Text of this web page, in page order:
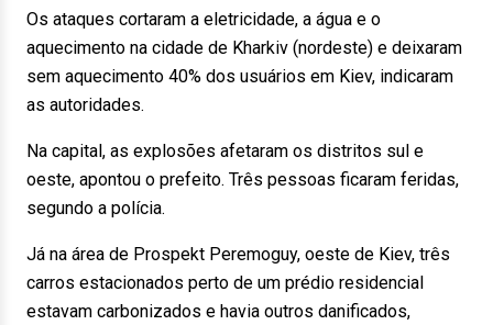
Os ataques cortaram a eletricidade, a água e o
aquecimento na cidade de Kharkiv (nordeste) e deixaram
sem aquecimento 40% dos usuários em Kiev, indicaram
as autoridades.
Na capital, as explosões afetaram os distritos sul e
oeste, apontou o prefeito. Três pessoas ficaram feridas,
segundo a polícia.
Já na área de Prospekt Peremoguy, oeste de Kiev, três
carros estacionados perto de um prédio residencial
estavam carbonizados e havia outros danificados,